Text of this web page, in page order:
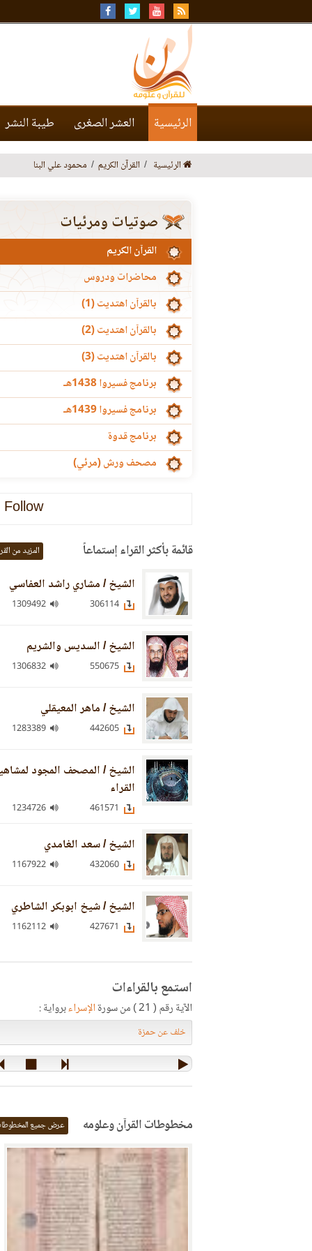
الرئيسية العشر الصغرى طيبة النشر
الرئيسية القرآن الكريم محمود علي البنا
صوتيات ومرئيات
القرآن الكريم
محاضرات ودروس
بالقرآن اهتديت (1)
بالقرآن اهتديت (2)
بالقرآن اهتديت (3)
برنامج فسيروا 1438هـ
برنامج فسيروا 1439هـ
برنامج قدوة
مصحف ورش (مرئي)
Follow
قائمة بأكثر القراء إستماعاً المزيد من
الشيخ / مشاري راشد العفاسي
الشيخ / السديس والشريم
الشيخ / ماهر المعيقلي
الشيخ / المصحف المجود
القراء
الشيخ / سعد الغامدي
الشيخ / شيخ ابوبكر الشاطري
استمع بالقراءات
الآية رقم ( 21 ) من سورة الإسراءبرواية :
مخطوطات القرآن وعلومه عرض جميع